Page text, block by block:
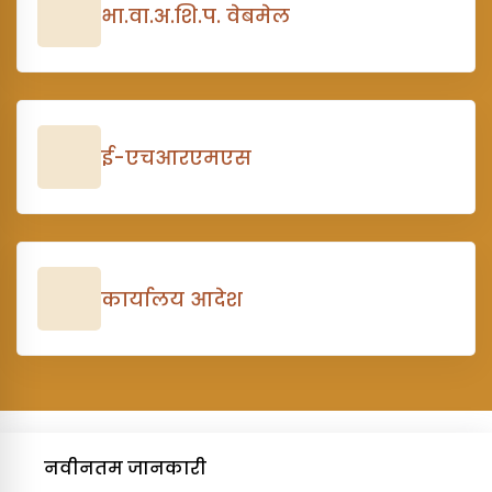
भा.वा.अ.शि.प. वेबमेल
ई-एचआरएमएस
कार्यालय आदेश
नवीनतम जानकारी